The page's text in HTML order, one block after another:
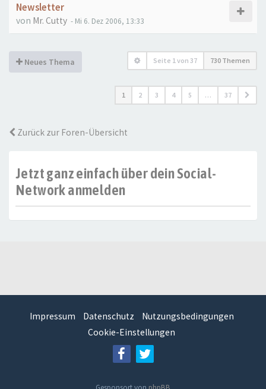
Newsletter
von Mr. Cutty - Mi 6. Dez 2006, 13:33
Neues Thema Seite 1von 37 730 Themen
1 2 3 4 5 … 37
Zurück zur Foren-Übersicht
Jetzt ganz einfach über dein Social-
Network anmelden
Impressum Datenschutz
Nutzungsbedingungen
Cookie-Einstellungen